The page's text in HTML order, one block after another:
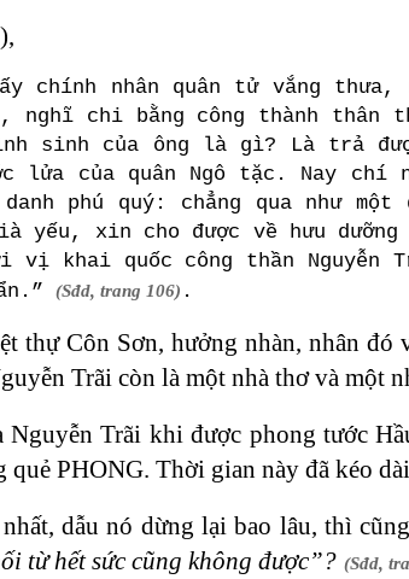
chính nhân quân tử vắng
nghĩ chi bằng công thành thân
sinh của ông là gì? Là trả
lửa của quân Ngô tặc. Nay chí
phú quý: chẳng qua như
yếu, xin cho được về hưu
vị khai quốc công thần Nguyễn
(Sđd, trang 106) .
thự Côn Sơn, hưởng nhàn, nhân đó
Trãi còn là một nhà thơ và một
Nguyễn Trãi khi được phong tước
PHONG. Thời gian này đã kéo
dẫu nó dừng lại bao lâu, thì
từ hết sức cũng không được”? (Sđd,